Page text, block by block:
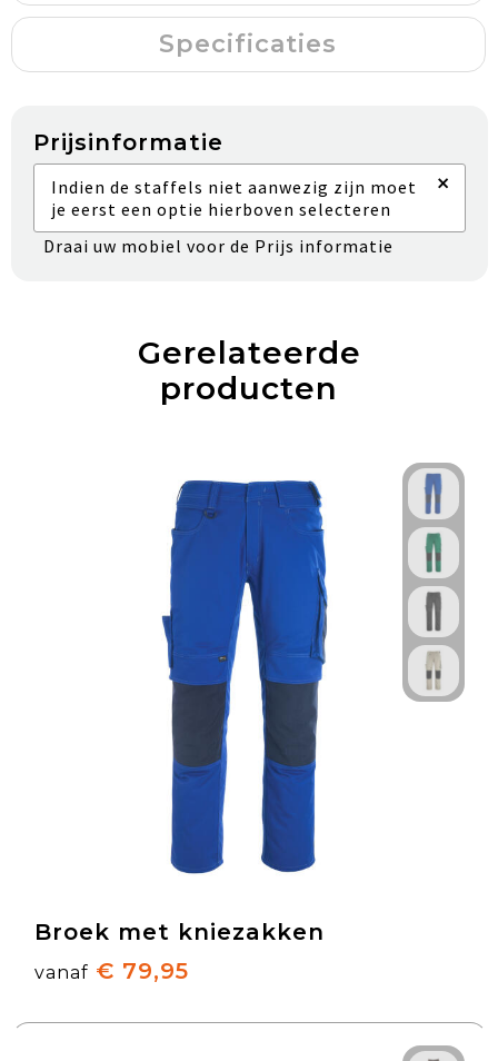
Specificaties
Prijsinformatie
Indien de staffels niet aanwezig zijn moet
je eerst een optie hierboven selecteren
×
Draai uw mobiel voor de Prijs informatie
Gerelateerde
producten
Broek met kniezakken
vanaf € 79,95